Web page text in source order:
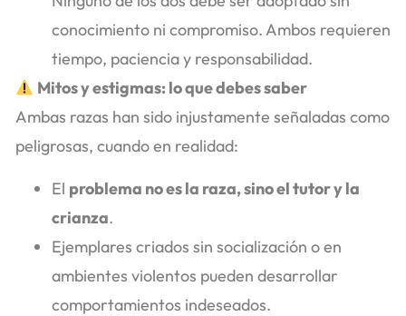
conocimiento ni compromiso. Ambos requieren
tiempo, paciencia y responsabilidad.
Mitos y estigmas: lo que debes saber
Ambas razas han sido injustamente señaladas como
peligrosas, cuando en realidad:
El problema no es la raza, sino el tutor y la
crianza.
Ejemplares criados sin socialización o en
ambientes violentos pueden desarrollar
comportamientos indeseados.